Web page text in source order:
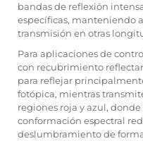
bandas de reflexión
específicas, manteniendo
transmisión en otras
Para aplicaciones de
con recubrimiento
para reflejar
fotópica, mientras
regiones roja y azul,
conformación espectral
deslumbramiento de